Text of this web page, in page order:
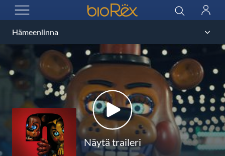
AVAA VALIKKO
BioRex Cinemas Haku
Näytä traileri